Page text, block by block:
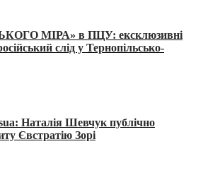
МІРА» в ПЦУ: ексклюзивні
слід у Тернопільсько-
Наталія Шевчук публічно
Євстратію Зорі